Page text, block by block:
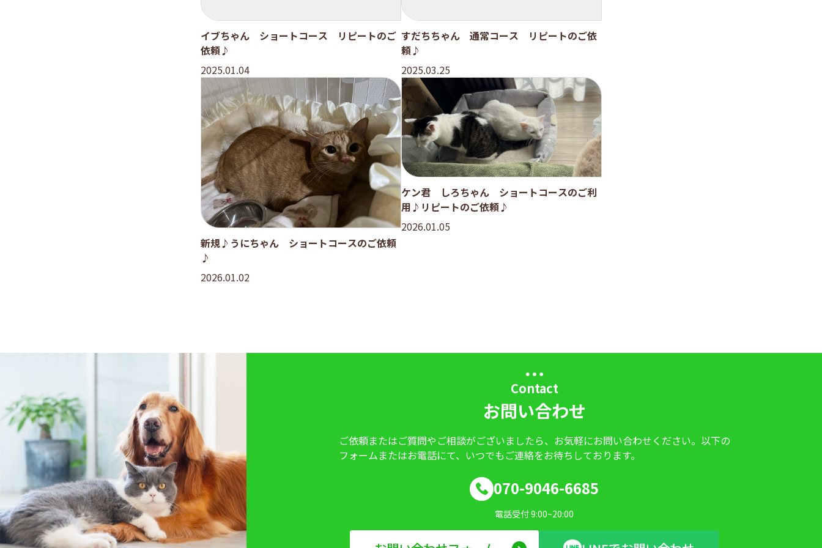
イブちゃん ショートコース リピートのご
依頼♪
2025.01.04
すだちちゃん 通常コース リピートのご依
頼♪
2025.03.25
新規♪うにちゃん ショートコースのご依頼
♪
2026.01.02
ケン君 しろちゃん ショートコースのご利
用♪リピートのご依頼♪
2026.01.05
Contact
お問い合わせ
ご依頼またはご質問やご相談がございましたら、お気軽にお問い合わせください。以下の
フォームまたはお電話にて、いつでもご連絡をお待ちしております。
070-9046-6685
電話受付 9:00~20:00